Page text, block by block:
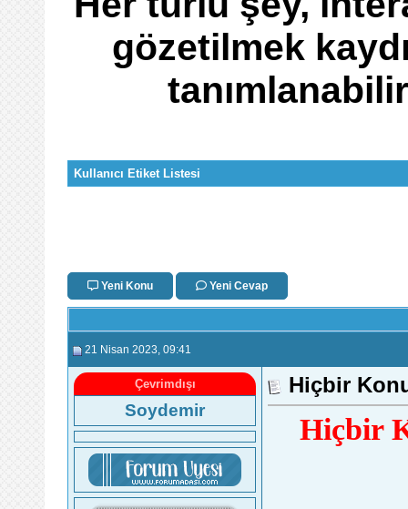
gözetilmek
Kullanıcı Etiket Listesi
Yeni Konu Yeni Cevap
21 Nisan 2023 , 09:41
Çevrimdışı
Soydemir
Hiçbir
Hiçbir